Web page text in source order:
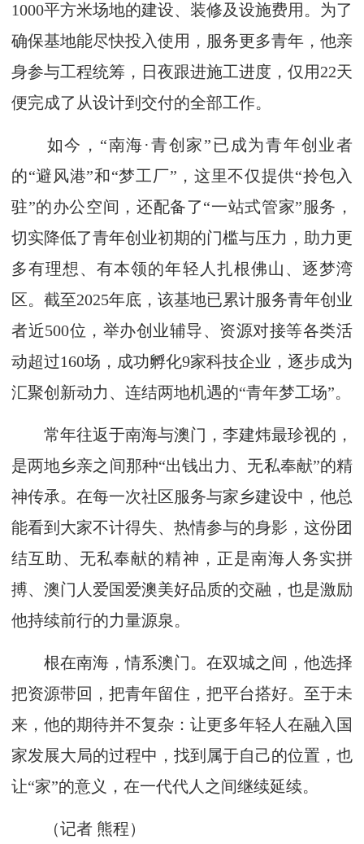
1000平方米场地的建设、装修及设施费用。为了
确保基地能尽快投入使用，服务更多青年，他亲
身参与工程统筹，日夜跟进施工进度，仅用22天
便完成了从设计到交付的全部工作。
如今，“南海·青创家”已成为青年创业者
的“避风港”和“梦工厂”，这里不仅提供“拎包入
驻”的办公空间，还配备了“一站式管家”服务，
切实降低了青年创业初期的门槛与压力，助力更
多有理想、有本领的年轻人扎根佛山、逐梦湾
区。截至2025年底，该基地已累计服务青年创业
者近500位，举办创业辅导、资源对接等各类活
动超过160场，成功孵化9家科技企业，逐步成为
汇聚创新动力、连结两地机遇的“青年梦工场”。
常年往返于南海与澳门，李建炜最珍视的，
是两地乡亲之间那种“出钱出力、无私奉献”的精
神传承。在每一次社区服务与家乡建设中，他总
能看到大家不计得失、热情参与的身影，这份团
结互助、无私奉献的精神，正是南海人务实拼
搏、澳门人爱国爱澳美好品质的交融，也是激励
他持续前行的力量源泉。
根在南海，情系澳门。在双城之间，他选择
把资源带回，把青年留住，把平台搭好。至于未
来，他的期待并不复杂：让更多年轻人在融入国
家发展大局的过程中，找到属于自己的位置，也
让“家”的意义，在一代代人之间继续延续。
（记者 熊程）